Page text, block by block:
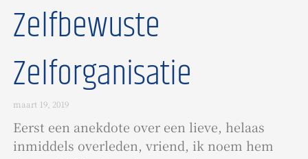
Zelfbewuste
Zelforganisatie
maart 19, 2019
Eerst een anekdote over een lieve, helaas
inmiddels overleden, vriend, ik noem hem